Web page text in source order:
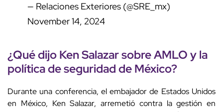
— Relaciones Exteriores (@SRE_mx)
November 14, 2024
¿Qué dijo Ken Salazar sobre AMLO y la
política de seguridad de México?
Durante una conferencia, el embajador de Estados Unidos
en México, Ken Salazar, arremetió contra la gestión en